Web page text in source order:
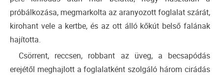
próbálkozása, megmarkolta az aranyozott foglalat szárát,
kirohant vele a kertbe, és az ott álló kőkút belső falának
hajította.
Csörrent, reccsen, robbant az üveg, a becsapódás
erejétől meghajlott a foglalatként szolgáló három cirádás